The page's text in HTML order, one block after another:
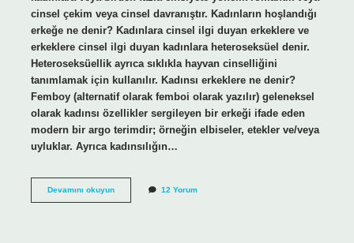
cinsel çekim veya cinsel davranıştır. Kadınların hoşlandığı
erkeğe ne denir? Kadınlara cinsel ilgi duyan erkeklere ve
erkeklere cinsel ilgi duyan kadınlara heteroseksüel denir.
Heteroseksüellik ayrıca sıklıkla hayvan cinselliğini
tanımlamak için kullanılır. Kadınsı erkeklere ne denir?
Femboy (alternatif olarak femboi olarak yazılır) geleneksel
olarak kadınsı özellikler sergileyen bir erkeği ifade eden
modern bir argo terimdir; örneğin elbiseler, etekler ve/veya
uyluklar. Ayrıca kadınsılığın…
Devamını okuyunHem
12 Yorum